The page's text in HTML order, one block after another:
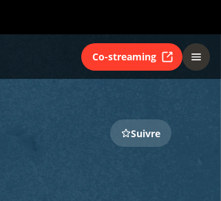
Co-streaming
Suivre